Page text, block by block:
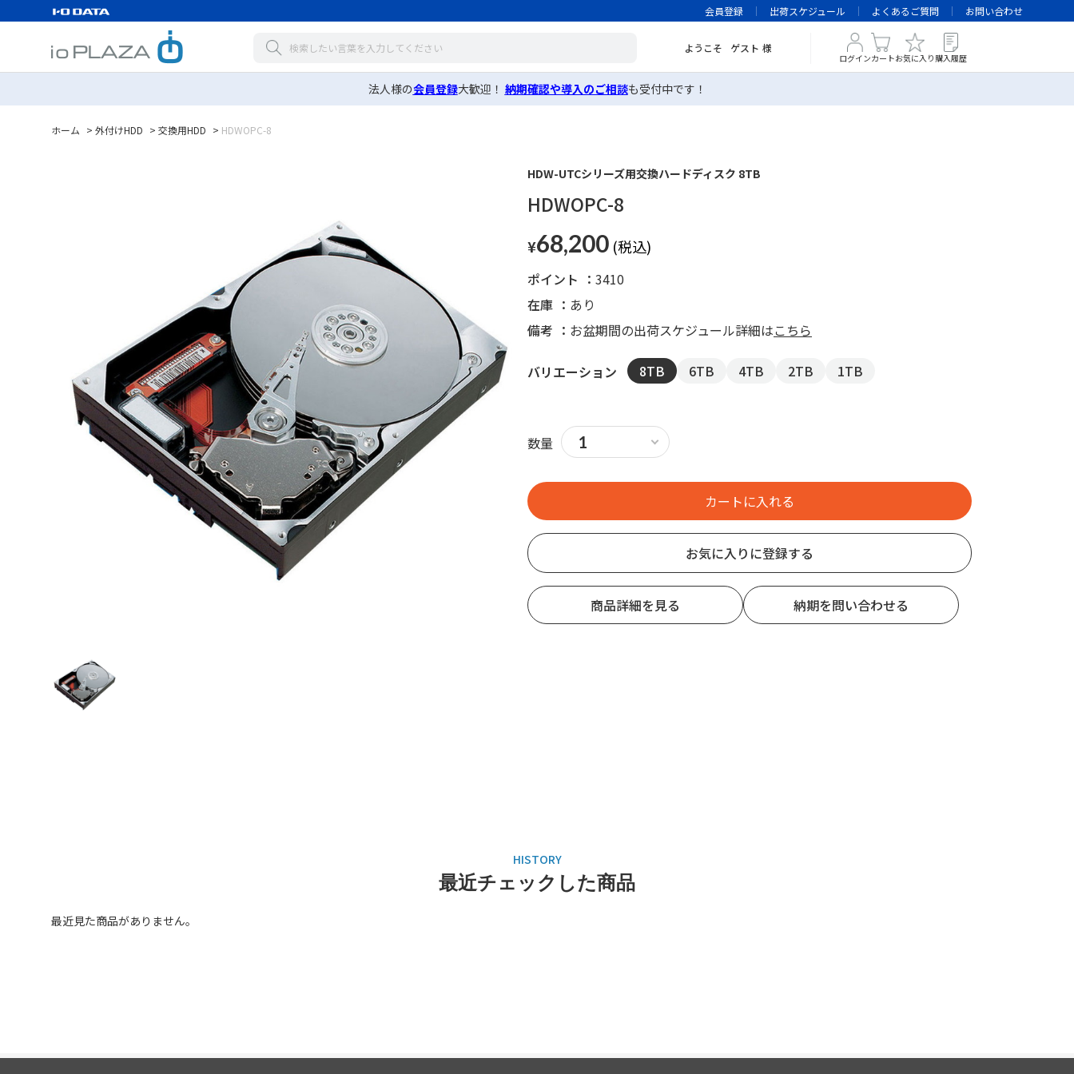
会員登録 出荷スケジュール よくあるご質問 お問い合わせ
ようこそ ゲスト 様
ログインカートお気に入り 購入履歴
法人様の会員登録大歓迎！ 納期確認や導入のご相談も受付中です！
ホーム > 外付けHDD > 交換用HDD > HDWOPC-8
HDW-UTCシリーズ用交換ハードディスク 8TB
HDWOPC-8
¥68,200
ポイント
3410
在庫
あり
備考
お盆期間の出荷スケジュール詳細はこちら
8TB 6TB 4TB 2TB 1TB
数量
お気に入りに登録する
商品詳細を見る 納期を問い合わせる
最近チェックした商品
最近見た商品がありません。